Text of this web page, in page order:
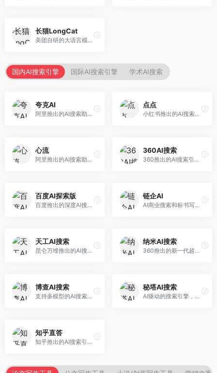
长猫LongCat
美团自研的大语言模型对话平台，专注于本地生活服务场景。面向美团生态用户，提供智能推荐、服务问答等功能，本地生活知识覆盖全面。
国内AI搜索引擎 国际AI搜索引擎 学术AI搜索
夸克AI
阿里推出的AI搜索助手，整合搜索与AI功能。面向年轻用户，提供智能搜索、文档处理、学习辅助等服务，与夸克生态深度整合。
点点
小红书推出的AI搜索应用，专注于生活方式内容搜索。面向小红书用户，提供生活攻略、消费决策、内容推荐等服务，生活方式内容丰富。
心流
阿里推出的AI搜索助手，专注于智能信息获取。面向普通用户，提供智能搜索、内容整理、知识问答等服务，与阿里生态深度整合。
360AI搜索
360推出的AI搜索引擎，专注于安全智能搜索。面向普通用户，提供智能问答、网页搜索、内容整理等服务，安全防护能力强。
百度AI探索版
百度推出的深度AI搜索引擎，整合百度知识图谱。面向中文用户，提供智能问答、知识探索、内容生成等服务，知识覆盖面广。
链企AI
AI商业搜索和标书写作工具，专注于企业服务场景。面向企业用户，提供商业信息搜索、标书生成、企业分析等服务，商业信息专业。
天工AI搜索
昆仑万维推出的AI搜索引擎，整合大模型与搜索能力。面向普通用户，提供智能问答、深度搜索、内容整理等服务，中文搜索体验好。
纳米AI搜索
360推出的新一代超级AI搜索，深度整合360搜索资源。面向普通用户，提供智能问答、多模态搜索、内容生成等服务，安全可靠。
博查AI搜索
支持多模型的AI搜索引擎，整合多种大模型能力。面向AI爱好者，提供多模型搜索、答案对比、深度分析等服务，模型选择灵活。
秘塔AI搜索
AI驱动的搜索引擎，专注于无广告直达结果。面向研究者和信息获取需求者，提供深度搜索、来源标注、答案整理等服务，搜索结果干净准确，信息可信度高。
知乎直答
知乎推出的AI搜索引擎，专注于知识问答场景。面向知识获取者，提供知乎内容搜索、智能问答、知识整理等服务，专业知识丰富。